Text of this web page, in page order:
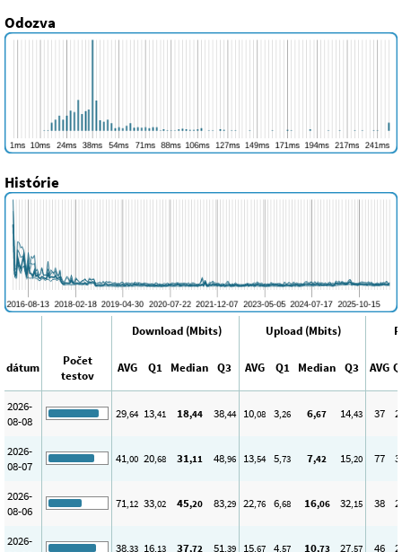
Odozva
Histórie
Download (Mbits) Upload (Mbits)
dátum
Počet
testov
AVG Q1 Median Q3 AVG Q1 Median Q3 AVG
2026-
08-08
29,64 13,41 18,44 38,44 10,08 3,26 6,67 14,43 37
2026-
08-07
41,00 20,68 31,11 48,96 13,54 5,73 7,42 15,20 77
2026-
08-06
71,12 33,02 45,20 83,29 22,76 6,68 16,06 32,15 38
2026-
38,33 16,13 37,72 51,39 15,67 4,57 10,73 27,57 46